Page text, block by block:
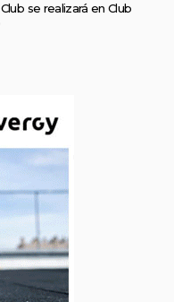
se realizará en Club